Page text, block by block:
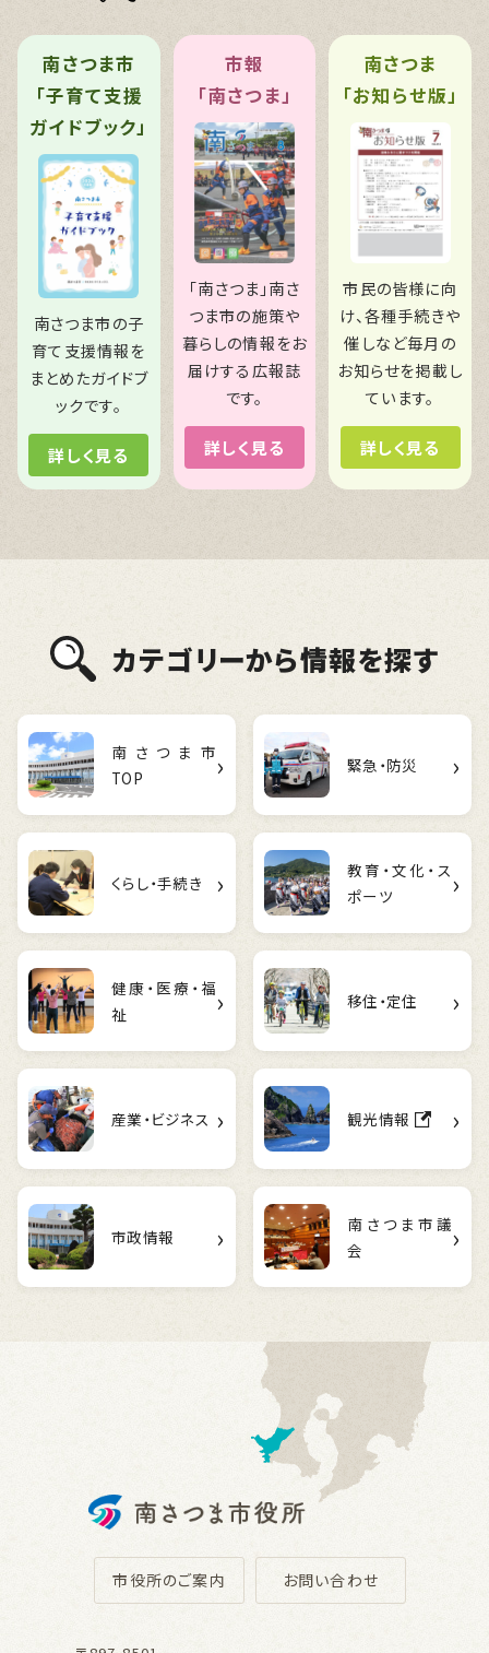
南さつま市
「子育て支援
ガイドブック」
南さつま市の子
育て支援情報を
まとめたガイドブ
ックです。
詳しく見る
市報
「南さつま」
「南さつま」南さ
つま市の施策や
暮らしの情報をお
届けする広報誌
です。
詳しく見る
南さつま
「お知らせ版」
市民の皆様に向
け、各種手続きや
催しなど毎月の
お知らせを掲載し
ています。
詳しく見る
カテゴリーから情報を探す
南さつま市
TOP
› 緊急・防災 ›
くらし・手続き ›
教育・文化・ス
ポーツ
›
健康・医療・福
祉
› 移住・定住 ›
産業・ビジネス › 観光情報 ›
市政情報 ›
南さつま市議
会
›
市役所のご案内 お問い合わせ